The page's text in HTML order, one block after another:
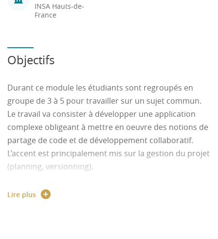
INSA Hauts-de-
France
Objectifs
Durant ce module les étudiants sont regroupés en
groupe de 3 à 5 pour travailler sur un sujet commun.
Le travail va consister à développer une application
complexe obligeant à mettre en oeuvre des notions de
partage de code et de développement collaboratif.
L’accent est principalement mis sur la gestion du projet
(planning, versionning).
programme, mais aussi sur les outils de gestion de
Lire plus